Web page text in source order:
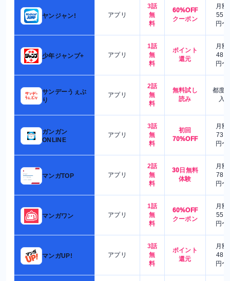
ヤンジャン! アプリ
3話
無
料
60%OFF
クーポン
月額
550
円〜
少年ジャンプ+ アプリ
1話
無
料
ポイント
還元
月額
480
円〜
サンデーうぇぶ
り
アプリ
2話
無
料
無料試し
読み
都度
入
ガンガン
ONLINE
アプリ
3話
無
料
初回
70%OFF
月額
730
円〜
マンガTOP アプリ
2話
無
料
30日無料
体験
月額
780
円〜
マンガワン アプリ
1話
無
料
60%OFF
クーポン
月額
550
円〜
マンガUP! アプリ
3話
無
料
ポイント
還元
月額
480
円〜